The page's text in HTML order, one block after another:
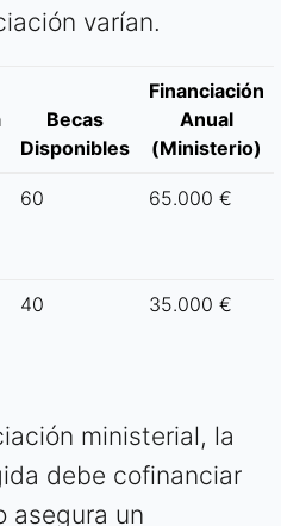
varían.
Becas
Disponibles
Financiación
Anual
(Ministerio)
60 65.000 €
40 35.000 €
ministerial, la
debe cofinanciar
asegura un